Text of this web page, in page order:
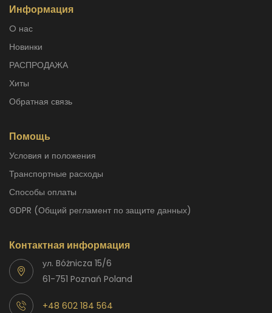
Информация
O нас
Новинки
РАСПРОДАЖА
Хиты
Обратная связь
Помощь
Условия и положения
Транспортные расходы
способы оплаты
GDPR (Общий регламент по защите данных)
Контактная информация
ул. Bóżnicza 15/6
61-751 Poznań Poland
+48 602 184 564